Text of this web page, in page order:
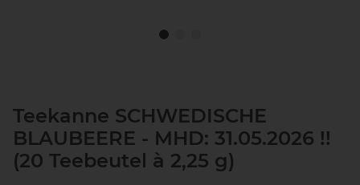
Teekanne SCHWEDISCHE
BLAUBEERE - MHD: 31.05.2026 !!
(20 Teebeutel à 2,25 g)